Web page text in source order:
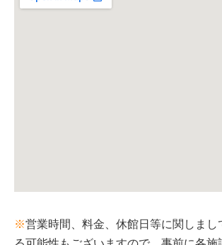
※営業時間、料金、休館日等に関しまし